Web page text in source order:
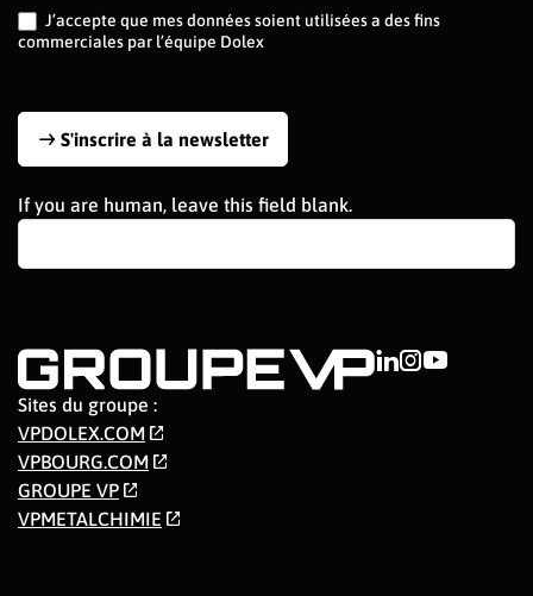
J’accepte que mes données soient utilisées a des fins
commerciales par l’équipe Dolex
S'inscrire à la newsletter
If you are human, leave this field blank.
Sites du groupe :
VPDOLEX.COM
VPBOURG.COM
GROUPE VP
VPMETALCHIMIE